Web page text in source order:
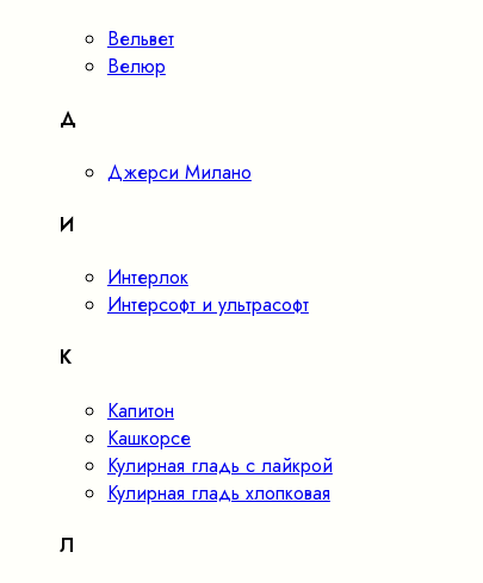
Вельвет
Велюр
Д
Джерси Милано
И
Интерлок
Интерсофт и ультрасофт
К
Капитон
Кашкорсе
Кулирная гладь с лайкрой
Кулирная гладь хлопковая
Л